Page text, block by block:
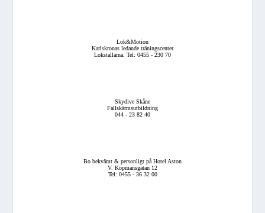
Lok&Motion
Karlskronas ledande träningscenter
Lokstallarna. Tel: 0455 - 230 70
Skydive Skåne
Fallskärmsutbildning
044 - 23 82 40
Bo bekvämt & personligt på Hotel Aston
V. Köpmansgatan 12
Tel: 0455 - 36 32 00